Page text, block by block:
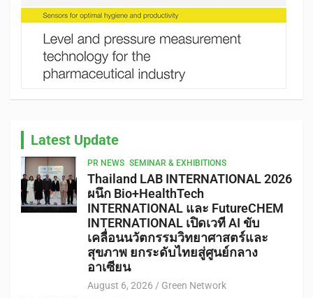
Latest Update
PR NEWS SEMINAR & EXHIBITIONS
Thailand LAB INTERNATIONAL 2026
ผนึก Bio+HealthTech
INTERNATIONAL และ FutureCHEM
INTERNATIONAL เปิดเวที AI ขับ
เคลื่อนนวัตกรรมวิทยาศาสตร์และ
สุขภาพ ยกระดับไทยสู่ศูนย์กลาง
อาเซียน
August 6, 2026 Green Network